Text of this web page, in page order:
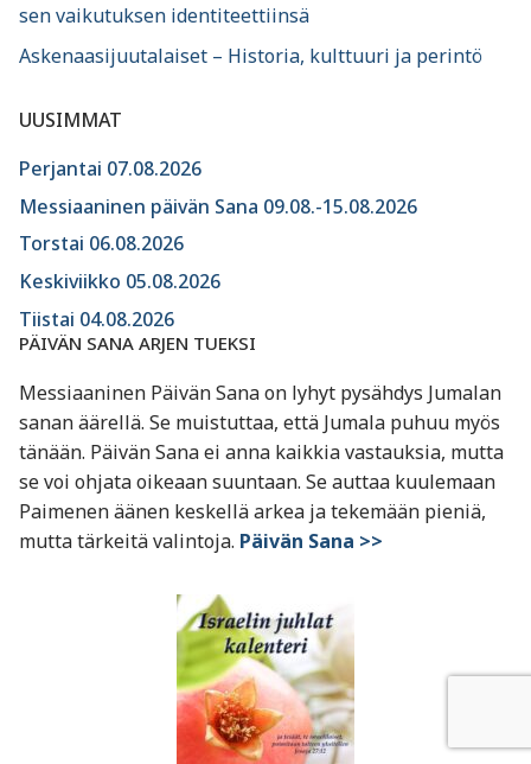
sen vaikutuksen identiteettiinsä
Askenaasijuutalaiset – Historia, kulttuuri ja perintö
UUSIMMAT
Perjantai 07.08.2026
Messiaaninen päivän Sana 09.08.-15.08.2026
Torstai 06.08.2026
Keskiviikko 05.08.2026
Tiistai 04.08.2026
PÄIVÄN SANA ARJEN TUEKSI
Messiaaninen Päivän Sana on lyhyt pysähdys Jumalan
sanan äärellä. Se muistuttaa, että Jumala puhuu myös
tänään. Päivän Sana ei anna kaikkia vastauksia, mutta
se voi ohjata oikeaan suuntaan. Se auttaa kuulemaan
Paimenen äänen keskellä arkea ja tekemään pieniä,
mutta tärkeitä valintoja. Päivän Sana >>